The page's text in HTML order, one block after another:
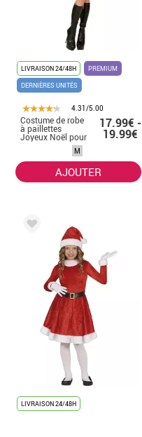
LIVRAISON 24/48H
PREMIUM
DERNIÈRES UNITÉS
4.31/5.00
Costume de robe
à paillettes
Joyeux Noël pour
femme
17.99€ -
19.99€
M
AJOUTER
LIVRAISON 24/48H